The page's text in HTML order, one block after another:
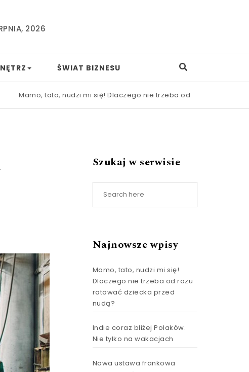
2026
ŚWIAT BIZNESU
tato, nudzi mi się! Dlaczego nie trzeba od razu ratować dziecka
Szukaj w serwisie
Najnowsze wpisy
Mamo, tato, nudzi mi się!
Dlaczego nie trzeba od razu
ratować dziecka przed
nudą?
Indie coraz bliżej Polaków.
Nie tylko na wakacjach
Nowa ustawa frankowa